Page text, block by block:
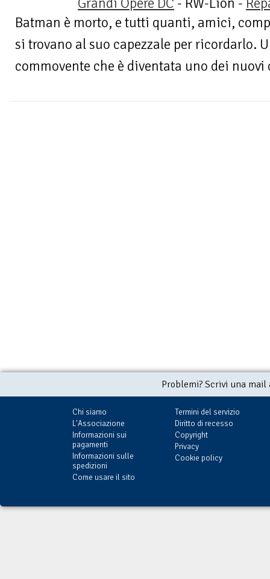
Batman è morto, e tutti quanti, amici,
si trovano al suo capezzale per ricordarlo.
commovente che è diventata uno dei
Problemi? Scrivi una
Chi siamo
L'Associazione
Informazioni sui
pagamenti
Informazioni sulle
spedizioni
Come usare il sito
Termini del servizio
Diritto di recesso
Copyright
Privacy
Cookie policy